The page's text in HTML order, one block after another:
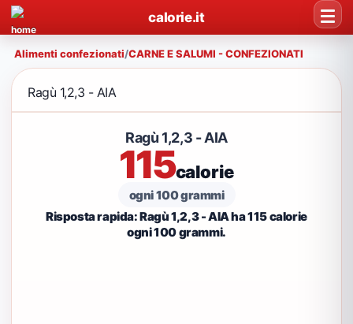
calorie.it
Alimenti confezionati/CARNE E SALUMI - CONFEZIONATI
Ragù 1,2,3 - AIA
Ragù 1,2,3 - AIA
115calorie
ogni 100 grammi
Risposta rapida: Ragù 1,2,3 - AIA ha 115 calorie
ogni 100 grammi.